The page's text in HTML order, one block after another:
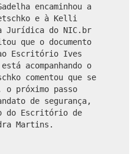
encaminhou a
e à Kelli
Jurídica do NIC.br
que o documento
ao Escritório Ives
acompanhando o
comentou que se
próximo passo
de segurança,
do Escritório de
Martins.